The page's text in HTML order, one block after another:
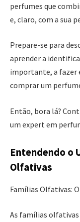
perfumes que
e, claro, com a sua
Prepare-se para
aprender a
importante, a fazer
comprar um
Então, bora lá?
um expert em
Entendendo o
Olfativas
Famílias Olfativas:
As famílias olfativas